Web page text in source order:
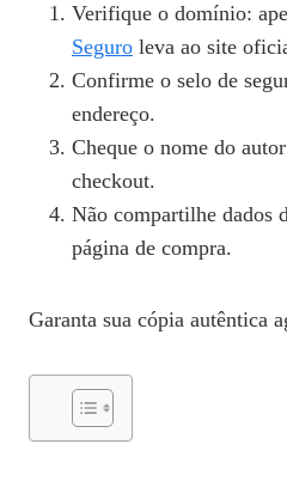
Verifique o domínio:
Seguro leva ao site
Confirme o selo de
endereço.
Cheque o nome do
checkout.
Não compartilhe dados
página de compra.
Garanta sua cópia autêntica